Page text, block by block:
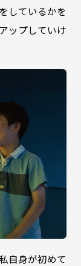
しているかを
ップしていけ
自身が初めて